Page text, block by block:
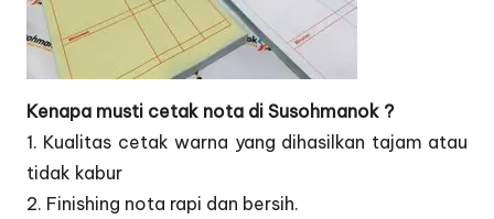
Kenapa musti cetak nota di Susohmanok ?
1. Kualitas cetak warna yang dihasilkan tajam atau
tidak kabur
2. Finishing nota rapi dan bersih.